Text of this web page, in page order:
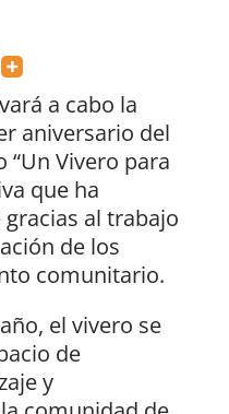
a cabo la
aniversario del
Vivero para
que ha
al trabajo
de los
comunitario.
el vivero se
de
y